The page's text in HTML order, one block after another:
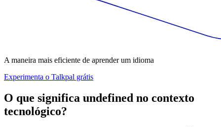
A maneira mais eficiente de aprender um idioma
Experimenta o Talkpal grátis
O que significa undefined no contexto
tecnológico?